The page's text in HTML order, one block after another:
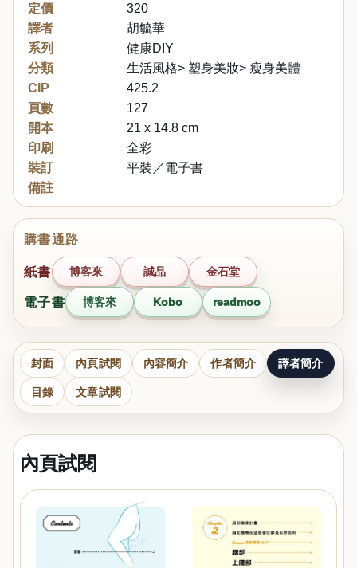
定價
320
譯者
胡毓華
系列
健康DIY
分類
生活風格> 塑身美妝> 瘦身美體
CIP
425.2
頁數
127
開本
21 x 14.8 cm
印刷
全彩
裝訂
平裝／電子書
備註
購書通路
紙書 博客來 誠品 金石堂
電子書 博客來 Kobo readmoo
封面 內頁試閱 內容簡介 作者簡介 譯者簡介
目錄 文章試閱
內頁試閱